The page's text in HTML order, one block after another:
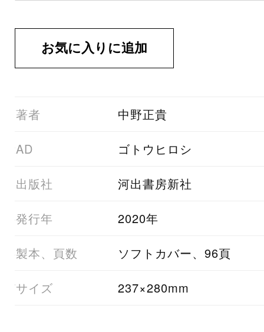
01著者 中野正貴
02AD ゴトウヒロシ
03出版社 河出書房新社
05発行年 2020年
06製本、頁数 ソフトカバー、96頁
07サイズ 237×280mm